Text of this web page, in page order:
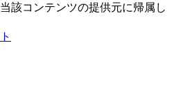
該コンテンツの提供元に帰属し